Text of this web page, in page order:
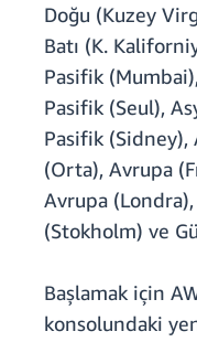
Doğu (Kuzey
Batı (K.
Pasifik
Pasifik (Seul),
Pasifik (Sidney),
(Orta), Avrupa
Avrupa
(Stokholm) ve
Başlamak için
konsolundaki